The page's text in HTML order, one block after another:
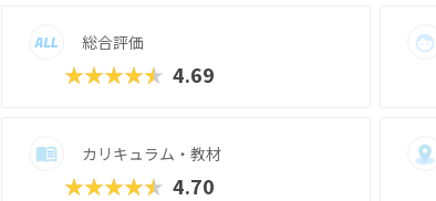
の成長を実感したい」というご家庭にもお
総合評価
★★★★★ 4.69
カリキュラム・教材
★★★★★ 4.70